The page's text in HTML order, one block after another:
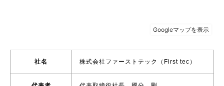
社名 株式会社ファーストテック（First tec）